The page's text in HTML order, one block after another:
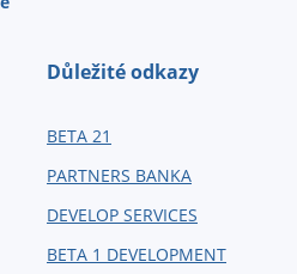
Důležité odkazy
BETA 21
PARTNERS BANKA
DEVELOP SERVICES
BETA 1 DEVELOPMENT